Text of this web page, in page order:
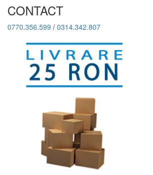
CONTACT
0770.356.599 / 0314.342.807